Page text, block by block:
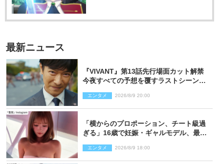
最新ニュース
『VIVANT』第13話先行場面カット解禁
今夜すべての予想を覆すラストシーン
エンタメ 2026/8/9 20:00
「横からのプロポーション、チート級過
ぎる」16歳で妊娠・ギャルモデル、最新
エンタメ 2026/8/9 18:00